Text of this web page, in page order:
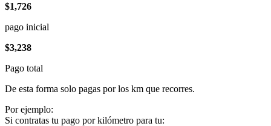
$1,726
pago inicial
$3,238
Pago total
De esta forma solo pagas por los km que recorres.
Por ejemplo:
Si contratas tu pago por kilómetro para tu: